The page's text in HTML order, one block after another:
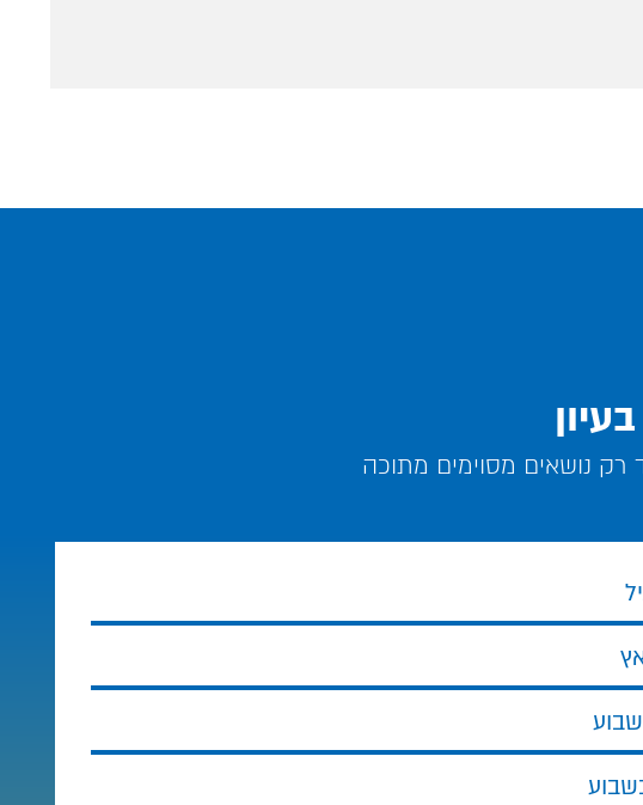
נושאים מסוימים מתוכה